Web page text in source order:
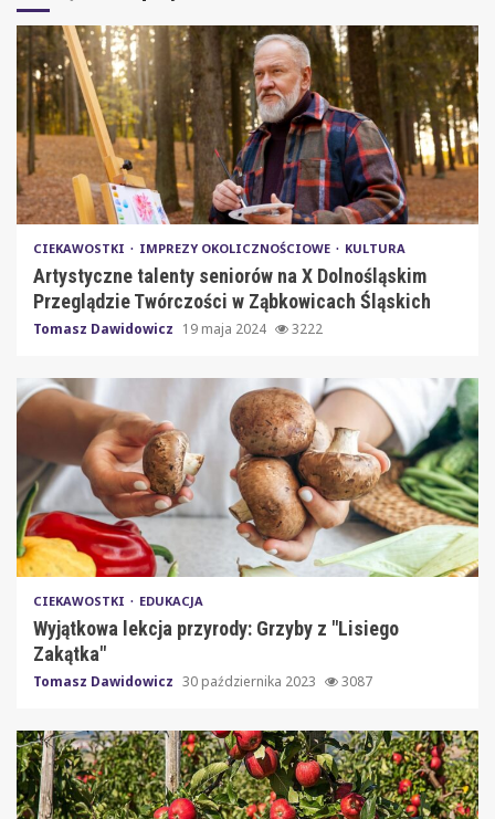
CIEKAWOSTKI IMPREZY OKOLICZNOŚCIOWE KULTURA
Artystyczne talenty seniorów na X Dolnośląskim
Przeglądzie Twórczości w Ząbkowicach Śląskich
Tomasz Dawidowicz 19 maja 2024 3222
CIEKAWOSTKI EDUKACJA
Wyjątkowa lekcja przyrody: Grzyby z "Lisiego
Zakątka"
Tomasz Dawidowicz 30 października 2023 3087